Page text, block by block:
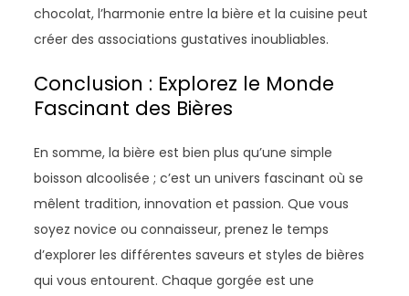
chocolat, l’harmonie entre la bière et la cuisine peut
créer des associations gustatives inoubliables.
Conclusion : Explorez le Monde
Fascinant des Bières
En somme, la bière est bien plus qu’une simple
boisson alcoolisée ; c’est un univers fascinant où se
mêlent tradition, innovation et passion. Que vous
soyez novice ou connaisseur, prenez le temps
d’explorer les différentes saveurs et styles de bières
qui vous entourent. Chaque gorgée est une